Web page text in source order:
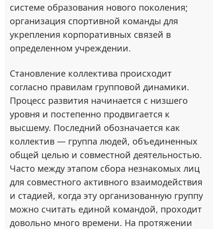
системе образования нового поколения;
организация спортивной команды для
укрепления корпоративных связей в
определенном учреждении.
Становление коллектива происходит
согласно правилам групповой динамики.
Процесс развития начинается с низшего
уровня и постепенно продвигается к
высшему. Последний обозначается как
коллектив — группа людей, объединенных
общей целью и совместной деятельностью.
Часто между этапом сбора незнакомых лиц
для совместного активного взаимодействия
и стадией, когда эту организованную группу
можно считать единой командой, проходит
довольно много времени. На протяжении